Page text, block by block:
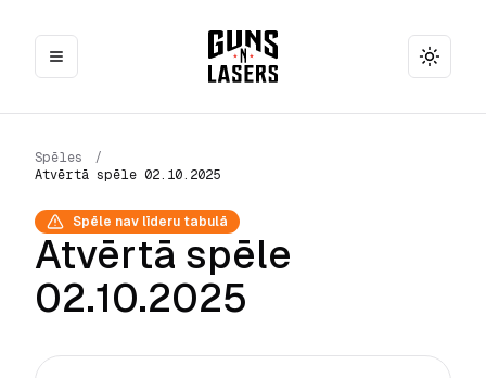
Toggle
Spēles
/
Atvērtā spēle 02.10.2025
Spēle nav līderu tabulā
Atvērtā spēle
02.10.2025